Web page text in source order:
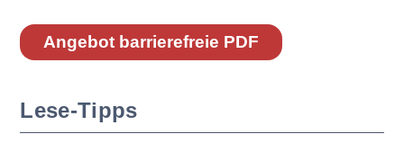
Angebot barrierefreie PDF
Lese-Tipps